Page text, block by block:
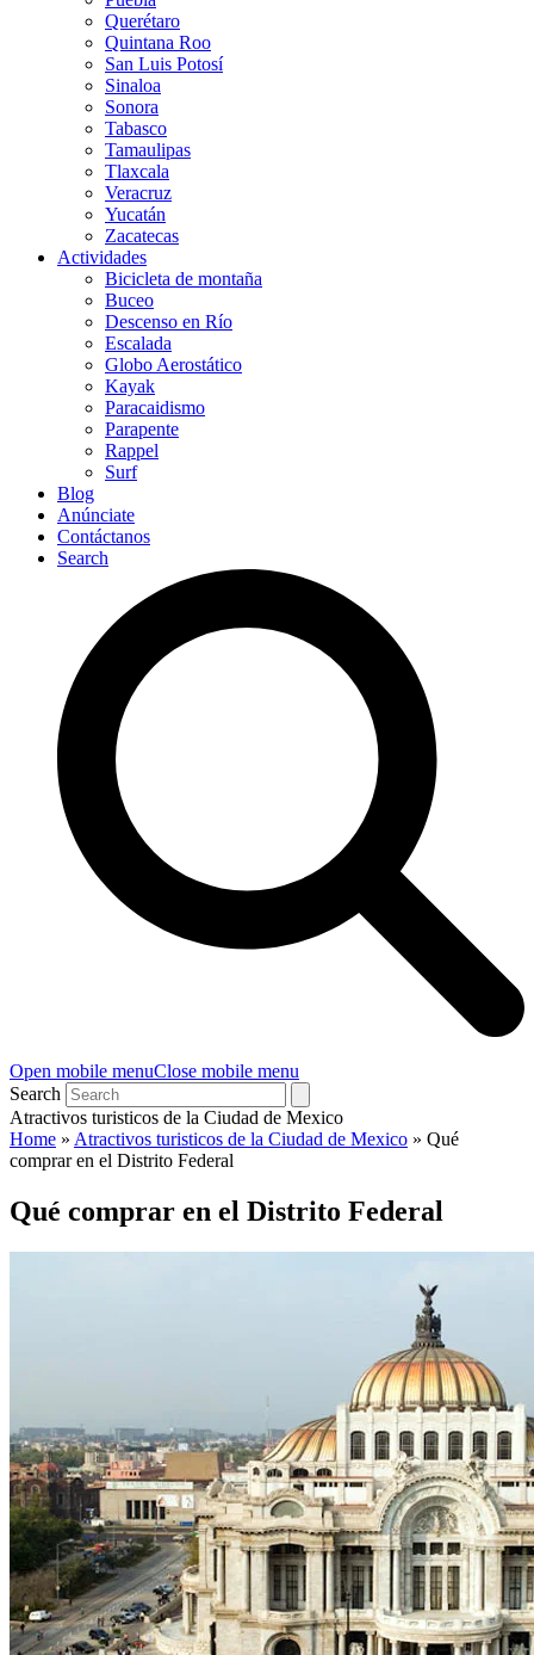
Querétaro
Quintana Roo
San Luis Potosí
Sinaloa
Sonora
Tabasco
Tamaulipas
Tlaxcala
Veracruz
Yucatán
Zacatecas
Actividades
Bicicleta de montaña
Buceo
Descenso en Río
Escalada
Globo Aerostático
Kayak
Paracaidismo
Parapente
Rappel
Surf
Blog
Anúnciate
Contáctanos
Search
Open mobile menuClose mobile menu
Search
Atractivos turisticos de la Ciudad de Mexico
Home » Atractivos turisticos de la Ciudad de Mexico » Qué
comprar en el Distrito Federal
Qué comprar en el Distrito Federal